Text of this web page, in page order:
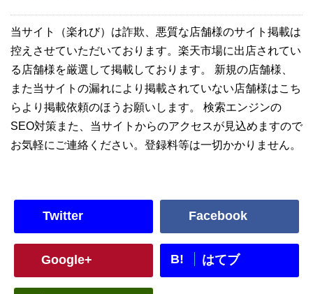
当サイト（楽れび）は詐欺、悪質な店舗様のサイト掲載は
控えさせていただいております。楽天市場に出店されてい
る店舗様を厳選して掲載しております。 新規の店舗様、
また当サイトの漏れにより掲載されていない店舗様はこち
らより掲載依頼のほうお願いします。 検索エンジンの
SEO対策また、当サイトからのアクセスが見込めますので
お気軽にご連絡ください。登録料等は一切かかりません。
Twitter Facebook
Google+ B! はてブ